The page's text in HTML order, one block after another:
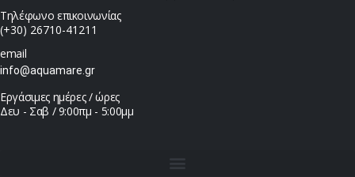
Τηλέφωνο επικοινωνίας
(+30) 26710-41211
email
info@aquamare.gr
Εργάσιμες ημέρες / ώρες
Δευ - Σαβ / 9:00πμ - 5:00μμ